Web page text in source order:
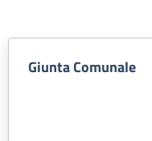
Giunta Comunale